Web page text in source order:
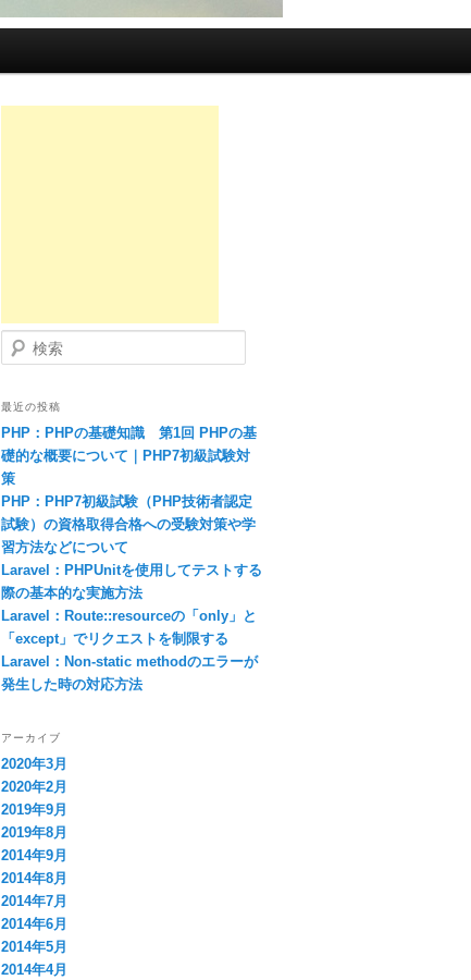
検索
最近の投稿
PHP：PHPの基礎知識 第1回 PHPの基
礎的な概要について｜PHP7初級試験対
策
PHP：PHP7初級試験（PHP技術者認定
試験）の資格取得合格への受験対策や学
習方法などについて
Laravel：PHPUnitを使用してテストする
際の基本的な実施方法
Laravel：Route::resourceの「only」と
「except」でリクエストを制限する
Laravel：Non-static methodのエラーが
発生した時の対応方法
アーカイブ
2020年3月
2020年2月
2019年9月
2019年8月
2014年9月
2014年8月
2014年7月
2014年6月
2014年5月
2014年4月